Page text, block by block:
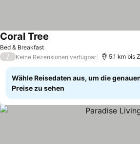
Bed & Breakfast
Coral Tree
/ Keine Rezensionen verfügbar 5.1 km bis
Wähle Reisedaten aus, um die
Preise zu sehen